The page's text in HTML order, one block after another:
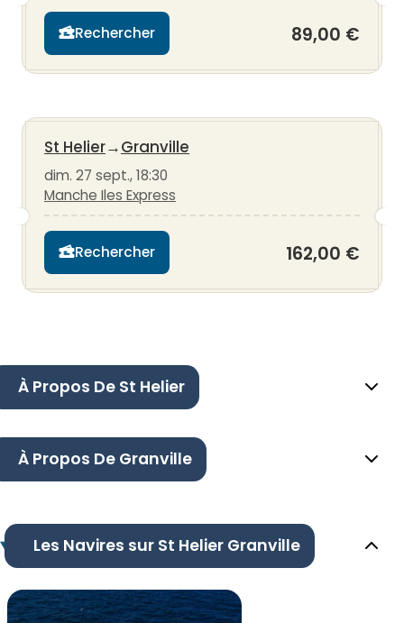
Rechercher 89,00 €
St Helier→Granville
dim. 27 sept., 18:30
Manche Iles Express
Rechercher 162,00 €
À Propos De St Helier
À Propos De Granville
Les Navires sur St Helier Granville